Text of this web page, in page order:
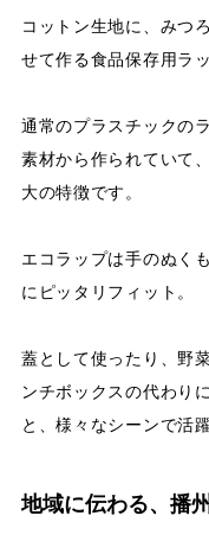
コットン生地に、みつ
せて作る食品保存用ラッ
通常のプラスチックの
素材から作られていて
大の特徴です。
エコラップは手のぬく
にピッタリフィット。
蓋として使ったり、野
ンチボックスの代わり
と、様々なシーンで活
地域に伝わる、播